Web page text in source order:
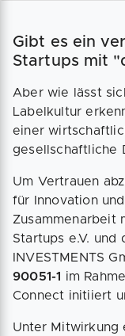
Gibt es ein
Startups mit
Aber wie lässt
Labelkultur
einer
gesellschaftliche
Um Vertrauen
für Innovation
Zusammenarbeit
Startups e.V. und
INVESTMENTS
90051-1 im
Connect initiiert
Unter Mitwirkung